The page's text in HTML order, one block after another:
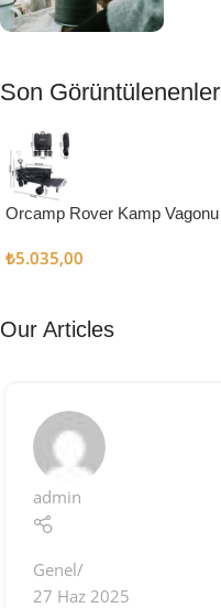
Muftağı
Kampçı
Şefler İçin
Keşfet
Son Görüntülenenler
Orcamp Rover Kamp Vagonu
₺5.035,00
Our Articles
admin
Genel
27 Haz 2025